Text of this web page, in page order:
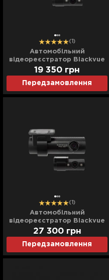
(1)
Автомобільний
відеореєстратор Blackvue
(DR 590 X-2CH IR) (UA)
Передзамовлення
19 350 грн
(1)
Автомобільний
відеореєстратор Blackvue
(DR 770 X-2CH IR) (UA)
Передзамовлення
27 300 грн